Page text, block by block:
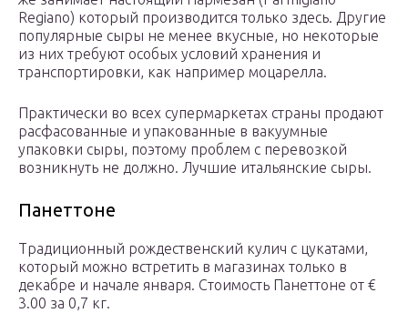
Regiano) который производится только здесь. Другие
популярные сыры не менее вкусные, но некоторые
из них требуют особых условий хранения и
транспортировки, как например моцарелла.
Практически во всех супермаркетах страны продают
расфасованные и упакованные в вакуумные
упаковки сыры, поэтому проблем с перевозкой
возникнуть не должно. Лучшие итальянские сыры.
Панеттоне
Традиционный рождественский кулич с цукатами,
который можно встретить в магазинах только в
декабре и начале января. Стоимость Панеттоне от €
3.00 за 0,7 кг.